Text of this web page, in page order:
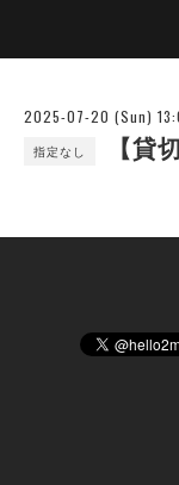
2025-07-20 (Sun)
指定なし 【貸